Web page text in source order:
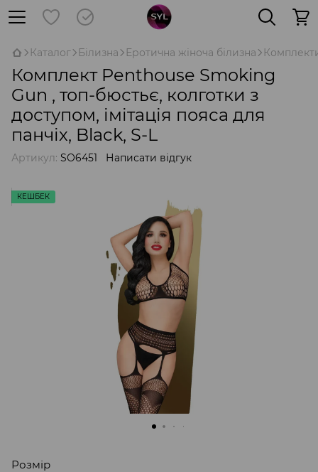
Каталог Білизна Еротична жіноча білизна
Комплект Penthouse Smoking
Gun , топ-бюстьє, колготки з
доступом, імітація пояса для
панчіх, Black, S-L
Артикул: SO6451 Написати відгук
КЕШБЕК
Розмір